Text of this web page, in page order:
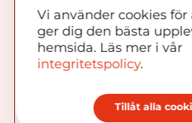
Vi använder cookies
ger dig den bästa
hemsida. Läs mer i vår
integritetspolicy.
Tillåt alla